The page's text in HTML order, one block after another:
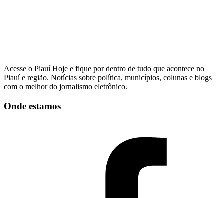
Acesse o Piauí Hoje e fique por dentro de tudo que acontece no
Piauí e região. Notícias sobre política, municípios, colunas e blogs
com o melhor do jornalismo eletrônico.
Onde estamos